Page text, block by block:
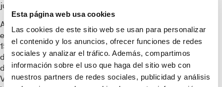
Esta página web usa cookies
Las cookies de este sitio web se usan para personalizar
el contenido y los anuncios, ofrecer funciones de redes
sociales y analizar el tráfico. Además, compartimos
información sobre el uso que haga del sitio web con
nuestros partners de redes sociales, publicidad y análisis
juegos infantiles.
Ambos proyectos se
encuentran a tan solo
15 minutos del centro
de Sagunto y a 25km
de la ciudad de
Valencia. Lo que más